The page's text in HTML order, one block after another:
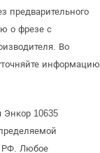
предварительного
о фрезе с
Во
информацию
Энкор 10635
РФ. Любое